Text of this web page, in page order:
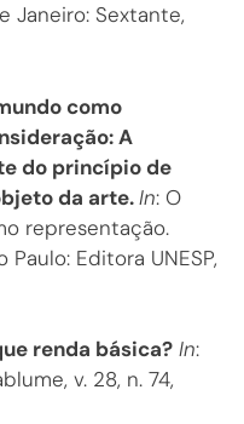
Janeiro: Sextante,
como
A
do princípio de
da arte.In: O
representação.
Paulo: Editora UNESP,
renda básica? In:
v. 28, n. 74,